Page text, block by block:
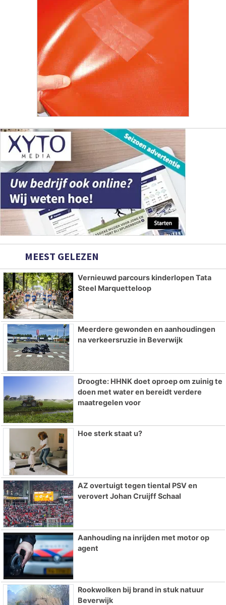
MEEST GELEZEN
Vernieuwd parcours kinderlopen Tata
Steel Marquetteloop
Meerdere gewonden en aanhoudingen
na verkeersruzie in Beverwijk
Droogte: HHNK doet oproep om zuinig te
doen met water en bereidt verdere
maatregelen voor
Hoe sterk staat u?
AZ overtuigt tegen tiental PSV en
verovert Johan Cruijff Schaal
Aanhouding na inrijden met motor op
agent
Rookwolken bij brand in stuk natuur
Beverwijk